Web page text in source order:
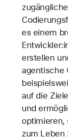
es einem
erstellen
agentische
auf die
und
optimieren,
zum Leben